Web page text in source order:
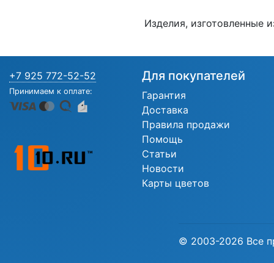
Изделия, изготовленные
+7 925 772-52-52
Принимаем к оплате:
Для покупателей
Гарантия
Доставка
Правила продажи
Помощь
Статьи
Новости
Карты цветов
© 2003-2026 Все